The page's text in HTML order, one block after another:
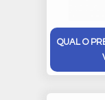
QUAL O